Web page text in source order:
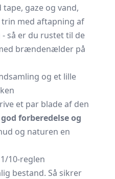
gaze og vand,
med aftapning af
så er du rustet til de
brændenælder på
og et lille
et par blade af den
god forberedelse og
og naturen en
10-reglen
bestand. Så sikrer